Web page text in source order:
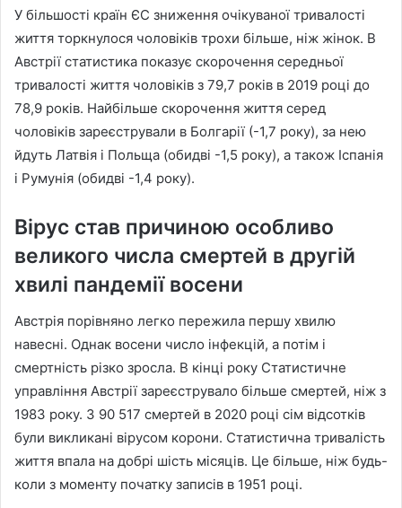
У більшості країн ЄС зниження очікуваної тривалості
життя торкнулося чоловіків трохи більше, ніж жінок. В
Австрії статистика показує скорочення середньої
тривалості життя чоловіків з 79,7 років в 2019 році до
78,9 років. Найбільше скорочення життя серед
чоловіків зареєстрували в Болгарії (-1,7 року), за нею
йдуть Латвія і Польща (обидві -1,5 року), а також Іспанія
і Румунія (обидві -1,4 року).
Вірус став причиною особливо
великого числа смертей в другій
хвилі пандемії восени
Австрія порівняно легко пережила першу хвилю
навесні. Однак восени число інфекцій, а потім і
смертність різко зросла. В кінці року Статистичне
управління Австрії зареєструвало більше смертей, ніж з
1983 року. З 90 517 смертей в 2020 році сім відсотків
були викликані вірусом корони. Статистична тривалість
життя впала на добрі шість місяців. Це більше, ніж будь-
коли з моменту початку записів в 1951 році.